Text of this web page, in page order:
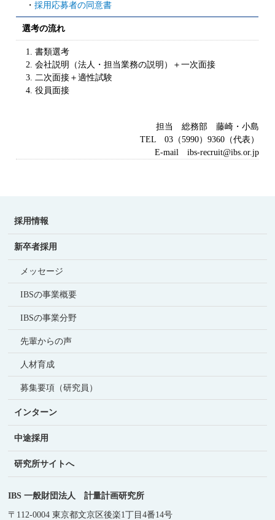
・採用応募者の同意書
選考の流れ
1. 書類選考
2. 会社説明（法人・担当業務の説明）＋一次面接
3. 二次面接＋適性試験
4. 役員面接
担当 総務部 藤崎・小島
TEL 03（5990）9360（代表）
E-mail ibs-recruit@ibs.or.jp
採用情報
新卒者採用
メッセージ
IBSの事業概要
IBSの事業分野
先輩からの声
人材育成
募集要項（研究員）
インターン
中途採用
研究所サイトへ
IBS 一般財団法人 計量計画研究所
〒112-0004 東京都文京区後楽1丁目4番14号